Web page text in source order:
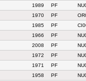
1989 PF
1970 PF
1985 PF
1966 PF
2008 PF
1972 PF
1971 PF
1958 PF